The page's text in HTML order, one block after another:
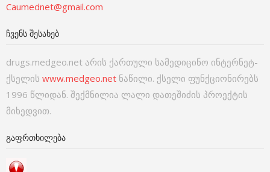
Caumednet@gmail.com
ᲩᲕᲔᲜᲡ ᲨᲔᲡᲐᲮᲔᲑ
drugs.medgeo.net არის ქართული სამედიცინო ინტერნეტ-
ქსელის www.medgeo.net ნაწილი. ქსელი ფუნქციონირებს
1996 წლიდან. შექმნილია ლალი დათეშიძის პროექტის
მიხედვით.
ᲒᲐᲤᲠᲗᲮᲘᲚᲔᲑᲐ